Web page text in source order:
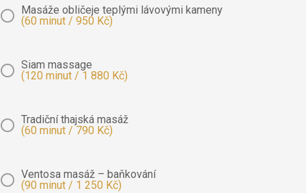
Masáže obličeje teplými lávovými kameny
(60 minut / 950 Kč)
Siam massage
(120 minut / 1 880 Kč)
Tradiční thajská masáž
(60 minut / 790 Kč)
Ventosa masáž – baňkování
(90 minut / 1 250 Kč)